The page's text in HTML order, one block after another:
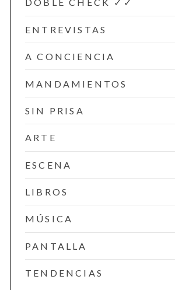
DOBLE CHECK ✓✓
ENTREVISTAS
A CONCIENCIA
MANDAMIENTOS
SIN PRISA
ARTE
ESCENA
LIBROS
MÚSICA
PANTALLA
TENDENCIAS